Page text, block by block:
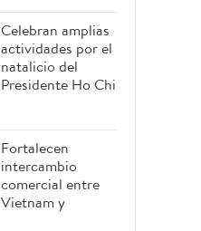
Celebran amplias
actividades por el
natalicio del
Presidente Ho Chi
Fortalecen
intercambio
comercial entre
Vietnam y